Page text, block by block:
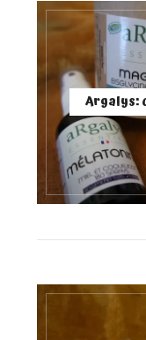
Argalys: